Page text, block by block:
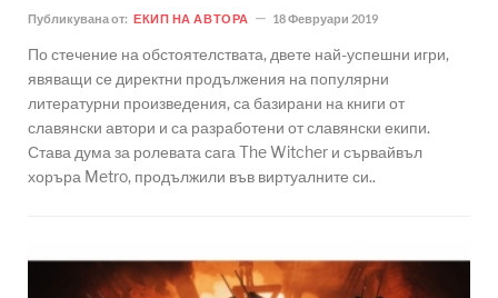
Публикувана от: ЕКИП НА АВТОРА 18 Февруари 2019
По стечение на обстоятелствата, двете най-успешни игри,
явяващи се директни продължения на популярни
литературни произведения, са базирани на книги от
славянски автори и са разработени от славянски екипи.
Става дума за ролевата сага The Witcher и сървайвъл
хоръра Metro, продължили във виртуалните си..